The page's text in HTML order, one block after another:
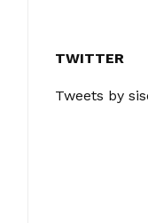
TWITTER
Tweets by